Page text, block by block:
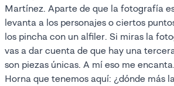
Martínez. Aparte de que la fotografía
levanta a los personajes o ciertos
los pincha con un alfiler. Si miras la
vas a dar cuenta de que hay una
son piezas únicas. A mí eso me
Horna que tenemos aquí: ¿dónde más